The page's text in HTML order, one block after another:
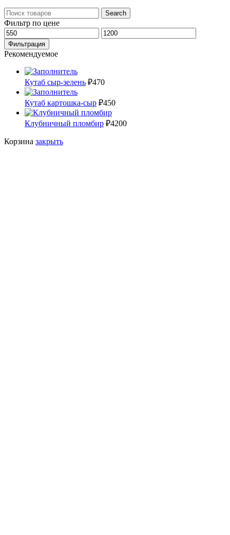
Поиск
по:
Search
Фильтр по цене
Минимальная
цена
Максимальная
цена
Фильтрация
Рекомендуемое
Кутаб сыр-зелень ₽470
Кутаб картошка-сыр ₽450
Клубничный пломбир ₽4200
Корзина закрыть